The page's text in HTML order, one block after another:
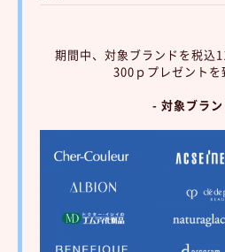
期間中、対象ブランドを税込
300ｐプレゼントを
- 対象ブラ